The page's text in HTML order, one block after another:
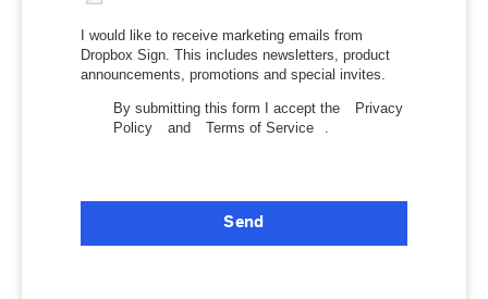
I would like to receive marketing emails from
Dropbox Sign. This includes newsletters, product
announcements, promotions and special invites.
By submitting this form I accept the
Privacy
Policy
and Terms of Service
Send